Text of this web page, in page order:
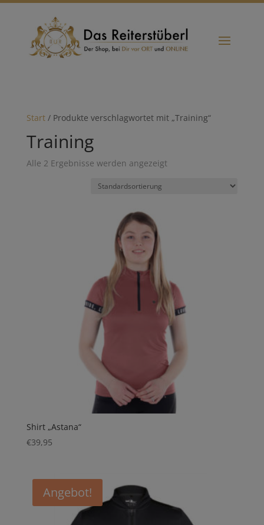
Start/ Produkte verschlagwortet mit „Training“
Training
Alle 2 Ergebnisse werden angezeigt
Shirt „Astana“
€39,95
Angebot!